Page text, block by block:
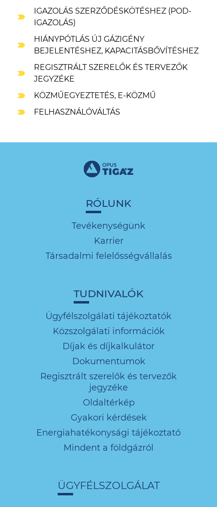
IGAZOLÁS SZERZŐDÉSKÖTÉSHEZ (POD-
IGAZOLÁS)
HIÁNYPÓTLÁS ÚJ GÁZIGÉNY
BEJELENTÉSHEZ, KAPACITÁSBŐVÍTÉSHEZ
REGISZTRÁLT SZERELŐK ÉS TERVEZŐK
JEGYZÉKE
KÖZMŰEGYEZTETÉS, E-KÖZMŰ
FELHASZNÁLÓVÁLTÁS
RÓLUNK
Tevékenységünk
Karrier
Társadalmi felelősségvállalás
TUDNIVALÓK
Ügyfélszolgálati tájékoztatók
Közszolgálati információk
Díjak és díjkalkulátor
Dokumentumok
Regisztrált szerelők és tervezők
jegyzéke
Oldaltérkép
Gyakori kérdések
Energiahatékonysági tájékoztató
Mindent a földgázról
ÜGYFÉLSZOLGÁLAT